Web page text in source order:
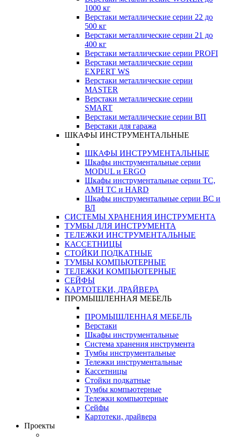
1000 кг
Верстаки металлические серии 22 до
500 кг
Верстаки металлические серии 21 до
400 кг
Верстаки металлические серии PROFI
Верстаки металлические серии
EXPERT WS
Верстаки металлические серии
MASTER
Верстаки металлические серии
SMART
Верстаки металлические серии ВП
Верстаки для гаража
ШКАФЫ ИНСТРУМЕНТАЛЬНЫЕ
ШКАФЫ ИНСТРУМЕНТАЛЬНЫЕ
Шкафы инструментальные серии
MODUL и ERGO
Шкафы инструментальные серии ТС,
АМН ТС и HARD
Шкафы инструментальные серии ВС и
ВЛ
СИСТЕМЫ ХРАНЕНИЯ ИНСТРУМЕНТА
ТУМБЫ ДЛЯ ИНСТРУМЕНТА
ТЕЛЕЖКИ ИНСТРУМЕНТАЛЬНЫЕ
КАССЕТНИЦЫ
СТОЙКИ ПОДКАТНЫЕ
ТУМБЫ КОМПЬЮТЕРНЫЕ
ТЕЛЕЖКИ КОМПЬЮТЕРНЫЕ
СЕЙФЫ
КАРТОТЕКИ, ДРАЙВЕРА
ПРОМЫШЛЕННАЯ МЕБЕЛЬ
ПРОМЫШЛЕННАЯ МЕБЕЛЬ
Верстаки
Шкафы инструментальные
Система хранения инструмента
Тумбы инструментальные
Тележки инструментальные
Кассетницы
Стойки подкатные
Тумбы компьютерные
Тележки компьютерные
Сейфы
Картотеки, драйвера
Проекты